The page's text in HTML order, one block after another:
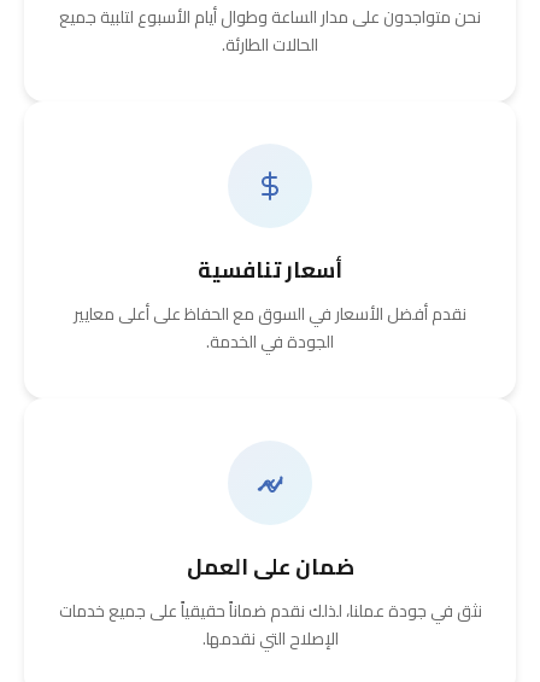
نحن متواجدون على مدار الساعة وطوال أيام الأسبوع لتلبية جميع
الحالات الطارئة.
أسعار تنافسية
نقدم أفضل الأسعار في السوق مع الحفاظ على أعلى معايير
الجودة في الخدمة.
ضمان على العمل
نثق في جودة عملنا، لذلك نقدم ضماناً حقيقياً على جميع خدمات
الإصلاح التي نقدمها.